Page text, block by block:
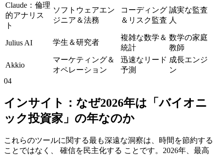
Claude：倫理
的アナリス
ト
ソフトウェアエン
ジニア＆法務
コーディング
＆リスク監査
誠実な監査
人
Julius AI 学生＆研究者
複雑な数学＆
統計
数学の家庭
教師
Akkio
マーケティング＆
オペレーション
迅速なリード
予測
成長エンジ
ン
04
インサイト：なぜ2026年は「バイオニ
ック投資家」の年なのか
これらのツールに関する最も深遠な洞察は、時間を節約する
ことではなく、 確信を民主化する ことです。2026年、最高